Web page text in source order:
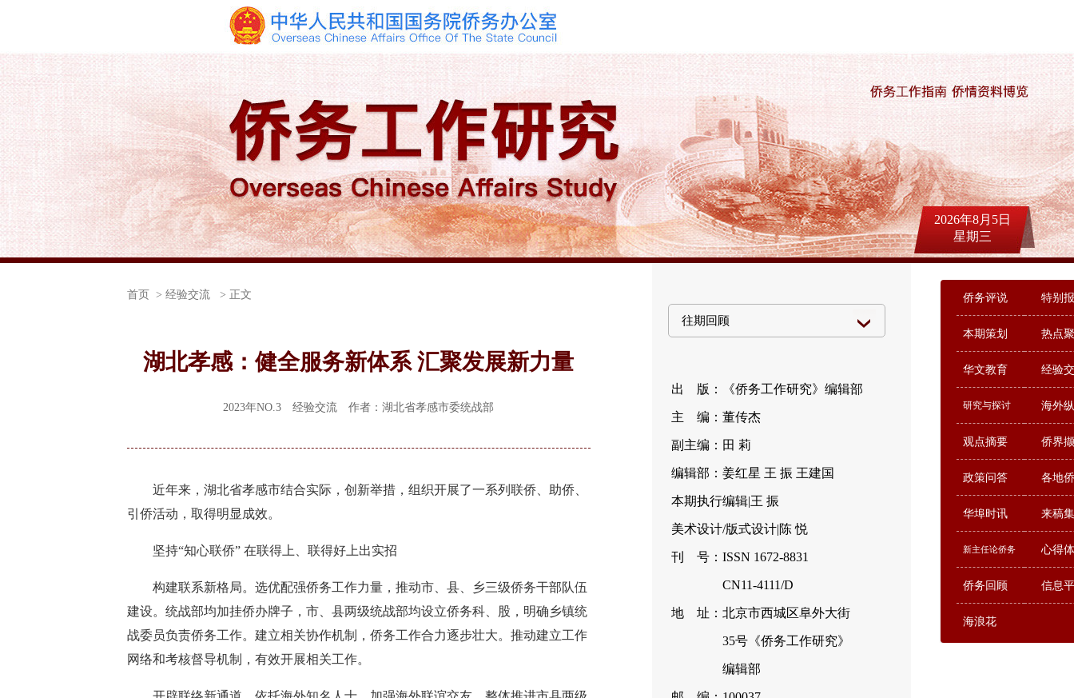
2026年8月5日
星期三
侨务评说 特别
本期策划 热点
华文教育 经验
研究与探讨 海外
观点摘要 侨界
政策问答 各地
华埠时讯 来稿
新主任论侨务 心得
侨务回顾 信息
海浪花
首页 > 经验交流 > 正文
湖北孝感：健全服务新体系 汇聚发展新力量
2023年NO.3 经验交流 作者：湖北省孝感市委统战部
近年来，湖北省孝感市结合实际，创新举措，组织开展了一系列联侨、助侨、
引侨活动，取得明显成效。
坚持“知心联侨” 在联得上、联得好上出实招
构建联系新格局。选优配强侨务工作力量，推动市、县、乡三级侨务干部队伍
建设。统战部均加挂侨办牌子，市、县两级统战部均设立侨务科、股，明确乡镇统
战委员负责侨务工作。建立相关协作机制，侨务工作合力逐步壮大。推动建立工作
网络和考核督导机制，有效开展相关工作。
出 版：《侨务工作研究》编辑部
主 编：董传杰
副主编：田 莉
编辑部：姜红星 王 振 王建国
本期执行编辑|王 振
美术设计/版式设计|陈 悦
刊 号：ISSN 1672-8831
CN11-4111/D
地 址：北京市西城区阜外大街
35号《侨务工作研究》
编辑部